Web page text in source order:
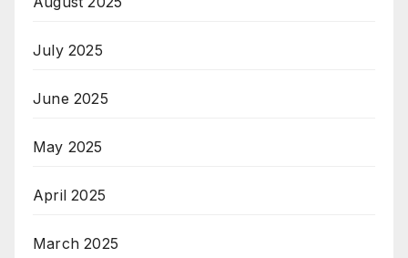
July 2025
June 2025
May 2025
April 2025
March 2025